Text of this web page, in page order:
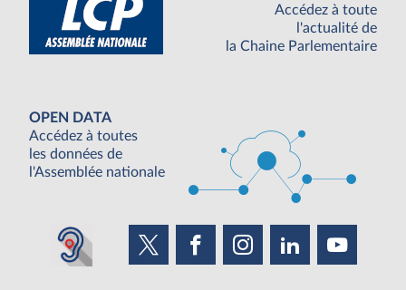
Accédez à toute
l'actualité de
la Chaine Parlementaire
OPEN DATA
Accédez à toutes
les données de
l'Assemblée nationale